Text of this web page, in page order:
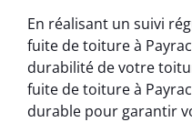
En réalisant un suivi
fuite de toiture à
durabilité de votre
fuite de toiture à
durable pour garantir